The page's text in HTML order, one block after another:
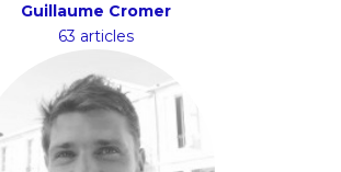
Guillaume Cromer
63 articles